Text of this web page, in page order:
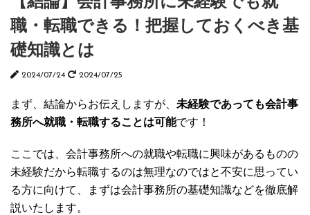
職・転職できる！把握しておくべき基
礎知識とは
2024/07/24 2024/07/25
まず、結論からお伝えしますが、 未経験であっても会計事
務所へ就職・転職することは可能です！
ここでは、会計事務所への就職や転職に興味があるものの
未経験だから転職するのは無理なのではと不安に思ってい
る方に向けて、まずは会計事務所の基礎知識などを徹底解
説いたします。